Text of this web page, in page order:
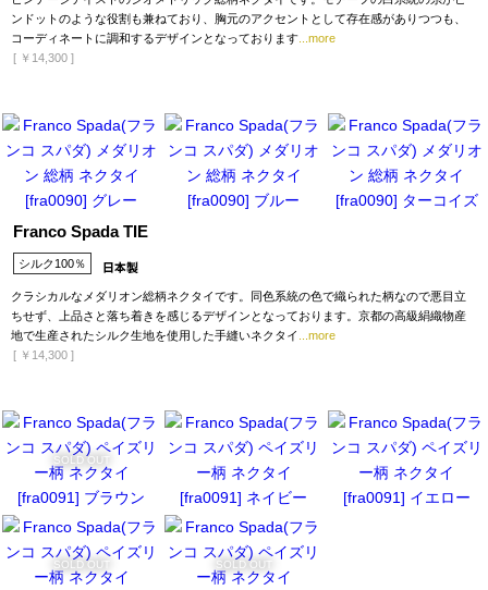
ンドットのような役割も兼ねており、胸元のアクセントとして存在感がありつつも、
コーディネートに調和するデザインとなっております ...more
[ ￥14,300 ]
Franco Spada TIE
シルク100％
クラシカルなメダリオン総柄ネクタイです。同色系統の色で織られた柄なので悪目立
ちせず、上品さと落ち着きを感じるデザインとなっております。京都の高級絹織物産
地で生産されたシルク生地を使用した手縫いネクタイ
...more
[ ￥14,300 ]
SOLD OUT
SOLD OUT SOLD OUT